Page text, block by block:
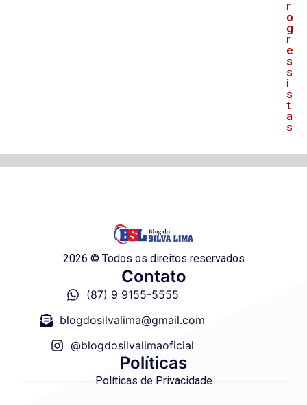
r
o
g
r
e
s
s
i
s
t
a
s
2026 © Todos os direitos reservados
Contato
(87) 9 9155-5555
blogdosilvalima@gmail.com
@blogdosilvalimaoficial
Políticas
Políticas de Privacidade